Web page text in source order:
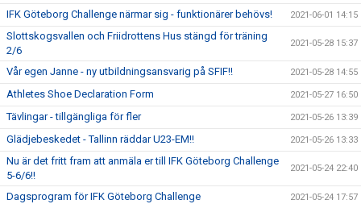
IFK Göteborg Challenge närmar sig - funktionärer behövs! 2021-06-01 14:15
Slottskogsvallen och Friidrottens Hus stängd för träning
2/6
2021-05-28 15:37
Vår egen Janne - ny utbildningsansvarig på SFIF!! 2021-05-28 14:55
Athletes Shoe Declaration Form 2021-05-27 16:50
Tävlingar - tillgängliga för fler 2021-05-26 13:39
Glädjebeskedet - Tallinn räddar U23-EM!! 2021-05-26 13:33
Nu är det fritt fram att anmäla er till IFK Göteborg Challenge
5-6/6!!
2021-05-24 22:40
Dagsprogram för IFK Göteborg Challenge 2021-05-24 17:57